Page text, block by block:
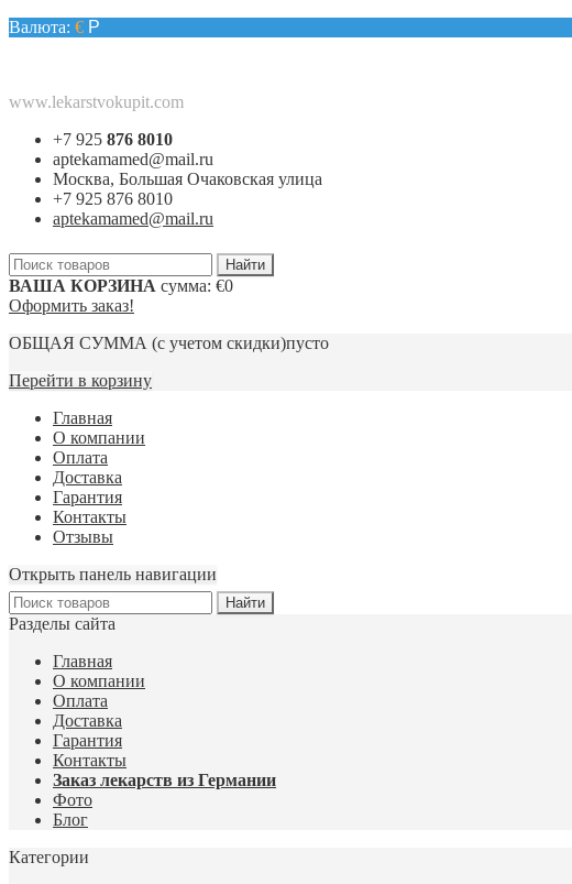
Валюта: € Р
www.lekarstvokupit.com
+7 925 876 8010
aptekamamed@mail.ru
Москва, Большая Очаковская улица
+7 925 876 8010
aptekamamed@mail.ru
ВАША КОРЗИНА сумма: €0
Оформить заказ!
ОБЩАЯ СУММА (с учетом скидки)пусто
Перейти в корзину
Главная
О компании
Оплата
Доставка
Гарантия
Контакты
Отзывы
Открыть панель навигации
Разделы сайта
Главная
О компании
Оплата
Доставка
Гарантия
Контакты
Заказ лекарств из Германии
Фото
Блог
Категории